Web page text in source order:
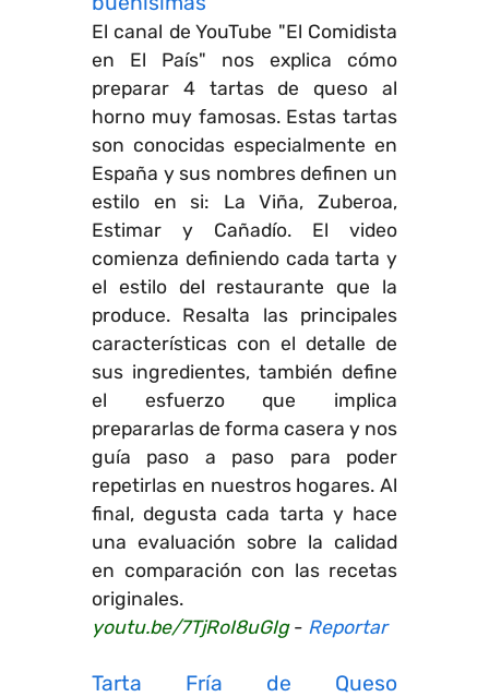
El canal de YouTube "El Comidista
en El País" nos explica cómo
preparar 4 tartas de queso al
horno muy famosas. Estas tartas
son conocidas especialmente en
España y sus nombres definen un
estilo en si: La Viña, Zuberoa,
Estimar y Cañadío. El video
comienza definiendo cada tarta y
el estilo del restaurante que la
produce. Resalta las principales
características con el detalle de
sus ingredientes, también define
el esfuerzo que implica
prepararlas de forma casera y nos
guía paso a paso para poder
repetirlas en nuestros hogares. Al
final, degusta cada tarta y hace
una evaluación sobre la calidad
en comparación con las recetas
originales.
youtu.be/7TjRoI8uGIg- Reportar
Tarta Fría de Queso